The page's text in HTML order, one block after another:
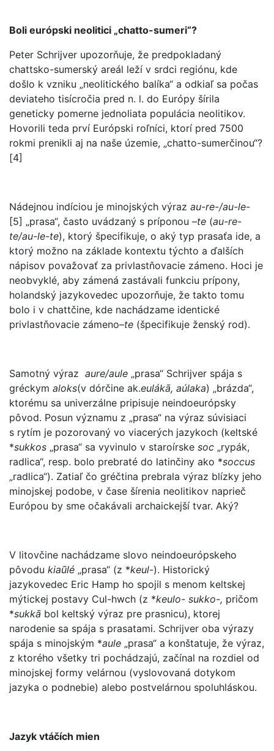
Boli európski neolitici „chatto-sumeri“?
Peter Schrijver upozorňuje, že predpokladaný
chattsko-sumerský areál leží v srdci regiónu, kde
došlo k vzniku „neolitického balíka“ a odkiaľ sa počas
deviateho tisícročia pred n. l. do Európy šírila
geneticky pomerne jednoliata populácia neolitikov.
Hovorili teda prví Európski roľníci, ktorí pred 7500
rokmi prenikli aj na naše územie, „chatto-sumerčinou“?
[4]
Nádejnou indíciou je minojských výraz au-re-/au-le-
[5] „prasa“, často uvádzaný s príponou –te (au-re-
te/au-le-te), ktorý špecifikuje, o aký typ prasaťa ide, a
ktorý možno na základe kontextu týchto a ďalších
nápisov považovať za privlastňovacie zámeno. Hoci je
neobvyklé, aby zámená zastávali funkciu prípony,
holandský jazykovedec upozorňuje, že takto tomu
bolo i v chattčine, kde nachádzame identické
privlastňovacie zámeno–te (špecifikuje ženský rod).
Samotný výraz aure/aule „prasa“ Schrijver spája s
gréckym aloks(v dórčine ak.eulákā, aúlaka) „brázda“,
ktorému sa univerzálne pripisuje neindoeurópsky
pôvod. Posun významu z „prasa“ na výraz súvisiaci
s rytím je pozorovaný vo viacerých jazykoch (keltské
*sukkos „prasa“ sa vyvinulo v staroírske soc „rypák,
radlica“, resp. bolo prebraté do latinčiny ako *soccus
„radlica“). Zatiaľ čo gréčtina prebrala výraz blízky jeho
minojskej podobe, v čase šírenia neolitikov naprieč
Európou by sme očakávali archaickejší tvar. Aký?
V litovčine nachádzame slovo neindoeurópskeho
pôvodu kiaũlé „prasa“ (z *keul-). Historický
jazykovedec Eric Hamp ho spojil s menom keltskej
mýtickej postavy Cul-hwch (z *keulo- sukko-, pričom
*sukkā bol keltský výraz pre prasnicu), ktorej
narodenie sa spája s prasatami. Schrijver oba výrazy
spája s minojským *aule „prasa“ a konštatuje, že výraz,
z ktorého všetky tri pochádzajú, začínal na rozdiel od
minojskej formy velárnou (vyslovovaná dotykom
jazyka o podnebie) alebo postvelárnou spoluhláskou.
Jazyk vtáčích mien